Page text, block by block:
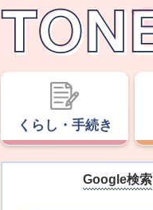
くらし・手続き
Google検索